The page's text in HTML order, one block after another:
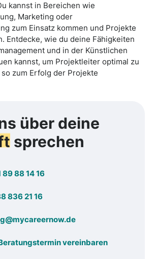
kannst in Bereichen wie
Marketing oder
zum Einsatz kommen und Projekte
Entdecke, wie du deine Fähigkeiten
und in der Künstlichen
kannst, um Projektleiter optimal zu
zum Erfolg der Projekte
über deine
sprechen
89 88 14 16
836 21 16
vereinbaren